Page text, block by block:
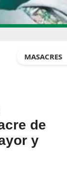
MASACRES
de
y